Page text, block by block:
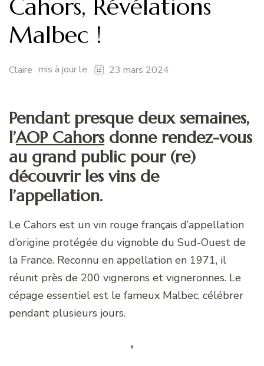
Cahors, Révélations
Malbec !
Claire mis à jour le 23 mars 2024
Pendant presque deux semaines,
l’AOP Cahors donne rendez-vous
au grand public pour (re)
découvrir les vins de
l’appellation.
Le Cahors est un vin rouge français d’appellation
d’origine protégée du vignoble du Sud-Ouest de
la France. Reconnu en appellation en 1971, il
réunit près de 200 vignerons et vigneronnes. Le
cépage essentiel est le fameux Malbec, célébrer
pendant plusieurs jours.